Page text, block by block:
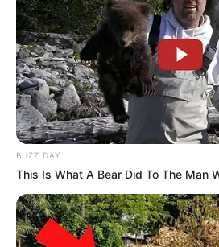
BUZZ DAY
This Is What A Bear Did To The Man